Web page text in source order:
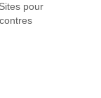
pour